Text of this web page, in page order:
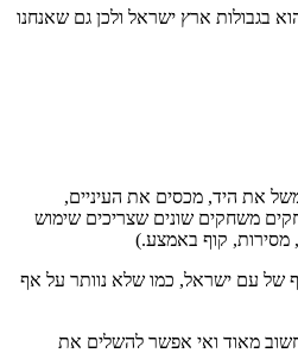
בגבולות ארץ ישראל ולכן גם שאנחנו
את היד, מכסים את העיניים,
משחקים שונים שצריכים שימוש
מסירות, קוף באמצע.)
של עם ישראל, כמו שלא נוותר על אף
מאוד ואי אפשר להשלים את